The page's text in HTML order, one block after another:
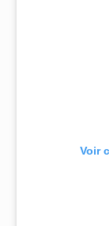
Voir